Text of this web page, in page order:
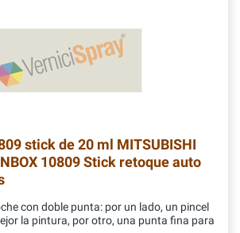
stick de 20 ml MITSUBISHI
10809 Stick retoque auto
con doble punta: por un lado, un pincel
la pintura, por otro, una punta fina para